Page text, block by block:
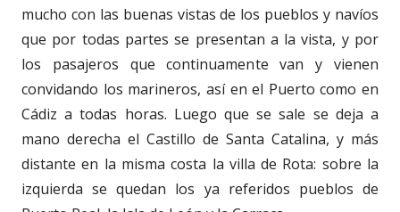
mucho con las buenas vistas de los pueblos y navíos
que por todas partes se presentan a la vista, y por
los pasajeros que continuamente van y vienen
convidando los marineros, así en el Puerto como en
Cádiz a todas horas. Luego que se sale se deja a
mano derecha el Castillo de Santa Catalina, y más
distante en la misma costa la villa de Rota: sobre la
izquierda se quedan los ya referidos pueblos de